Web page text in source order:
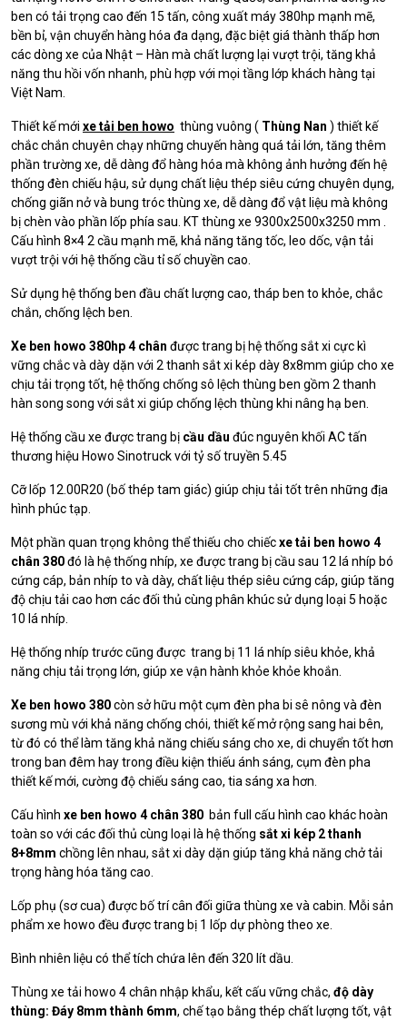
ben có tải trọng cao đến 15 tấn, công xuất máy 380hp mạnh mẽ,
bền bỉ, vận chuyển hàng hóa đa dạng, đặc biệt giá thành thấp hơn
các dòng xe của Nhật – Hàn mà chất lượng lại vượt trội, tăng khả
năng thu hồi vốn nhanh, phù hợp với mọi tầng lớp khách hàng tại
Việt Nam.
Thiết kế mới xe tải ben howo thùng vuông ( Thùng Nan ) thiết kế
chắc chắn chuyên chạy những chuyến hàng quá tải lớn, tăng thêm
phần trường xe, dễ dàng đổ hàng hóa mà không ảnh hưởng đến hệ
thống đèn chiếu hậu, sử dụng chất liệu thép siêu cứng chuyên dụng,
chống giãn nở và bung tróc thùng xe, dễ dàng đổ vật liệu mà không
bị chèn vào phần lốp phía sau. KT thùng xe 9300x2500x3250 mm .
Cấu hình 8×4 2 cầu mạnh mẽ, khả năng tăng tốc, leo dốc, vận tải
vượt trội với hệ thống cầu tỉ số chuyền cao.
Sử dụng hệ thống ben đầu chất lượng cao, tháp ben to khỏe, chắc
chắn, chống lệch ben.
Xe ben howo 380hp 4 chân được trang bị hệ thống sắt xi cực kì
vững chắc và dày dặn với 2 thanh sắt xi kép dày 8x8mm giúp cho xe
chịu tải trọng tốt, hệ thống chống sô lệch thùng ben gồm 2 thanh
hàn song song với sắt xi giúp chống lệch thùng khi nâng hạ ben.
Hệ thống cầu xe được trang bị cầu dầu đúc nguyên khối AC tấn
thương hiệu Howo Sinotruck với tỷ số truyền 5.45
Cỡ lốp 12.00R20 (bố thép tam giác) giúp chịu tải tốt trên những địa
hình phúc tạp.
Một phần quan trọng không thể thiếu cho chiếcxe tải ben howo 4
chân 380đó là hệ thống nhíp, xe được trang bị cầu sau 12 lá nhíp bó
cứng cáp, bản nhíp to và dày, chất liệu thép siêu cứng cáp, giúp tăng
độ chịu tải cao hơn các đối thủ cùng phân khúc sử dụng loại 5 hoặc
10 lá nhíp.
Hệ thống nhíp trước cũng được trang bị 11 lá nhíp siêu khỏe, khả
năng chịu tải trọng lớn, giúp xe vận hành khỏe khỏe khoắn.
Xe ben howo 380còn sở hữu một cụm đèn pha bi sê nông và đèn
sương mù với khả năng chống chói, thiết kế mở rộng sang hai bên,
từ đó có thể làm tăng khả năng chiếu sáng cho xe, di chuyển tốt hơn
trong ban đêm hay trong điều kiện thiếu ánh sáng, cụm đèn pha
thiết kế mới, cường độ chiếu sáng cao, tia sáng xa hơn.
Cấu hình xe ben howo 4 chân 380 bản full cấu hình cao khác hoàn
toàn so với các đối thủ cùng loại là hệ thống sắt xi kép 2 thanh
8+8mm chồng lên nhau, sắt xi dày dặn giúp tăng khả năng chở tải
trọng hàng hóa tăng cao.
Lốp phụ (sơ cua) được bố trí cân đối giữa thùng xe và cabin. Mỗi sản
phẩm xe howo đều được trang bị 1 lốp dự phòng theo xe.
Bình nhiên liệu có thể tích chứa lên đến 320 lít dầu.
Thùng xe tải howo 4 chân nhập khẩu, kết cấu vững chắc, độ dày
thùng: Đáy 8mm thành 6mm, chế tạo bằng thép chất lượng tốt, vật